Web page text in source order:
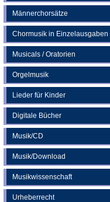
Männerchorsätze
Chormusik in Einzelausgaben
Musicals / Oratorien
Orgelmusik
Lieder für Kinder
Digitale Bücher
Musik/CD
Musik/Download
Musikwissenschaft
Urheberrecht